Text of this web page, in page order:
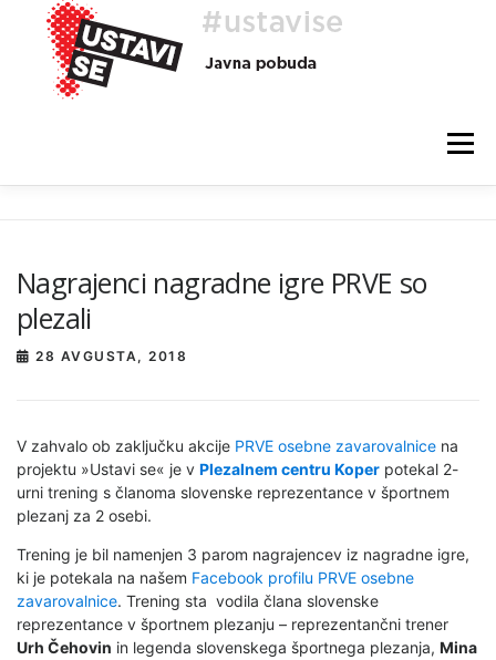
Preskoči
vsebino
Meni
Nagrajenci nagradne igre PRVE so
plezali
28 AVGUSTA, 2018
V zahvalo ob zaključku akcije PRVE osebne zavarovalnice na
projektu »Ustavi se« je v Plezalnem centru Koper potekal 2-
urni trening s članoma slovenske reprezentance v športnem
plezanj za 2 osebi.
Trening je bil namenjen 3 parom nagrajencev iz nagradne igre,
ki je potekala na našem Facebook profilu PRVE osebne
zavarovalnice. Trening sta vodila člana slovenske
reprezentance v športnem plezanju – reprezentančni trener
Urh Čehovin in legenda slovenskega športnega plezanja, Mina